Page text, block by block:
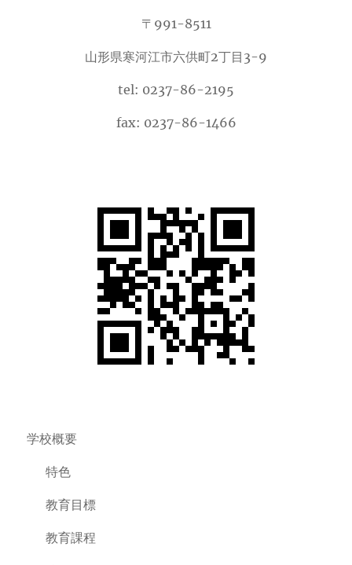
〒991-8511
山形県寒河江市六供町2丁目3-9
tel: 0237-86-2195
fax: 0237-86-1466
学校概要
特色
教育目標
教育課程